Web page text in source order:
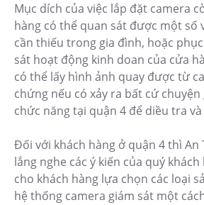
Mục dích của việc lắp đặt camera
hàng có thể quan sát được một số
cần thiếu trong gia đình, hoặc
sát hoạt động kinh doan của cửa
có thể lấy hình ảnh quay được từ
chứng nếu có xảy ra bất cứ
chức năng tại quận 4 để diều tra và
Đối với khách hàng ở quận 4 thì An
lắng nghe các ý kiến của quý
cho khách hàng lựa chọn các loại
hệ thống camera giám sát một